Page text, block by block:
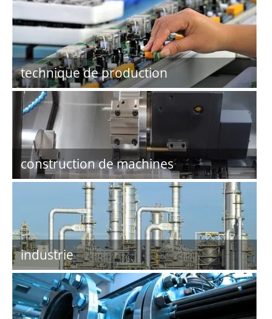
technique de production
construction de machines
industrie